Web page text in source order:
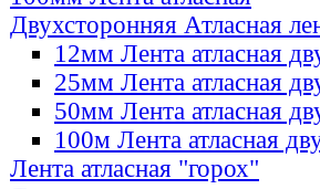
Двухсторонняя Атласная
12мм Лента атласная
25мм Лента атласная
50мм Лента атласная
100м Лента атласная
Лента атласная "горох"